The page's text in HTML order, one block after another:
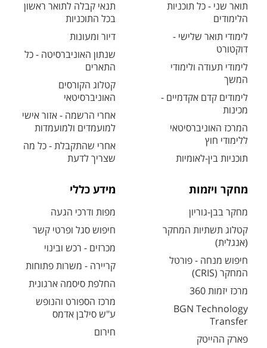
תואר שני - כל תוכניות
הלימודים
לימודי תואר שלישי -
דוקטורט
לימודי תעודה ולימודי
המשך
לימודים קדם אקדמיים -
מכינות
המרכז האוניברסיטאי
ללימודי חוץ
תוכניות בין-לאומיות
תנאי קבלה לתואר ראשון
בכל התוכניות
דיור ומעונות
שנתון האוניברסיטה - כל
התארים
קטלוג הקורסים
האוניברסיטאי
אחרי הרשמה - אזור אישי
למועמדים ולמועמדות
אחרי שהתקבלת - כל מה
שצריך לדעת
מחקר ויזמות
מחקר בבן-גוריון
קטלוג תשתיות המחקר
(אנגלית)
חיפוש מנחה - פורטל
המחקר (CRIS)
מרכז יזמות 360
BGN Technology
Transfer
פארק ההייטק
מידע כללי
מפות ודרכי הגעה
חיפוש סגל ופרטי קשר
מכרזים - רכש ובינוי
קריירה - משרות פתוחות
החלפת סיסמה ארגונית
מרכז הספורט והנופש
ע"ש סילבן אדמס
חירום